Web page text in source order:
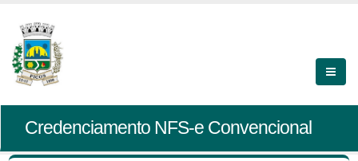
Credenciamento NFS-e Convencional